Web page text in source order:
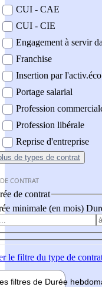
CUI - CAE
CUI - CIE
Engagement à servir
Franchise
Insertion par
Portage salarial
Profession
Profession libérale
Reprise d'entreprise
de types de contrat
CONTRAT
de contrat
minimale (en mois)
le filtre du type de
filtres de Durée hebdo